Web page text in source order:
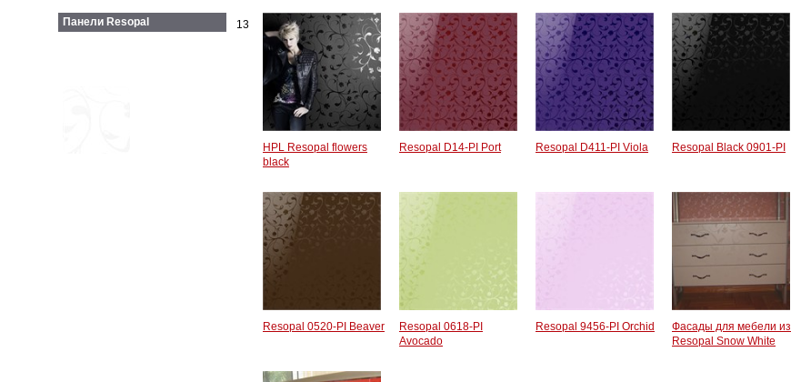
Панели Resopal 13
HPL Resopal flowers
black
Resopal D14-PI Port Resopal D411-PI Viola Resopal Black 0901-PI
Resopal 0520-PI Beaver
Resopal 0618-PI
Avocado
Resopal 9456-PI Orchid
Фасады для мебели из
Resopal Snow White